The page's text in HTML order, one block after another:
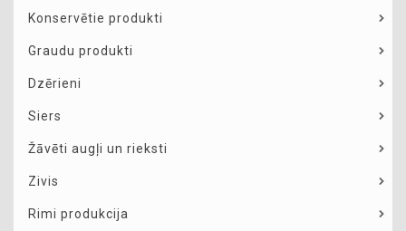
Konservētie produkti
Graudu produkti
Dzērieni
Siers
Žāvēti augļi un rieksti
Zivis
Rimi produkcija